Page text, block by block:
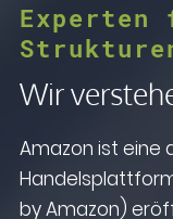
Experten
Wir
Amazon ist eine
by Amazon)